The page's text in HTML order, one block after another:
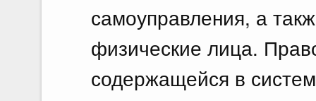
самоуправления, а
физические лица.
содержащейся в